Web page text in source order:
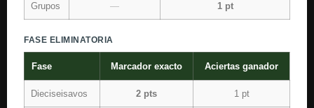
Grupos — 1 pt
FASE ELIMINATORIA
Fase Marcador exacto Aciertas ganador
Dieciseisavos 2 pts 1 pt